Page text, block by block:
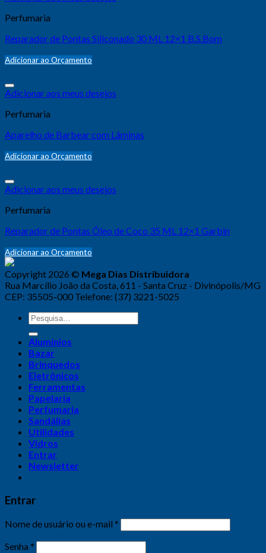
Perfumaria
Reparador de Pontas Siliconado 30 ML 12×1 B.S.Bom
Adicionar ao Orçamento
Adicionar aos meus desejos
Perfumaria
Aparelho de Barbear com Lâminas
Adicionar ao Orçamento
Adicionar aos meus desejos
Perfumaria
Reparador de Pontas Óleo de Coco 35 ML 12×1 Garbin
Adicionar ao Orçamento
Copyright 2026 © Mega Dias Distribuidora
Rua Marcílio João da Costa, 611 - Santa Cruz - Divinópolis/MG
CEP: 35505-000 Telefone: (37) 3221-5025
Alumínios
Bazar
Brinquedos
Eletrônicos
Ferramentas
Papelaria
Perfumaria
Sandálias
Utilidades
Vidros
Entrar
Newsletter
Entrar
Nome de usuário ou e-mail *
Senha *